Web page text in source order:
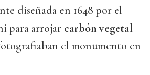
diseñada en 1648 por el
para arrojar carbón vegetal
el monumento en